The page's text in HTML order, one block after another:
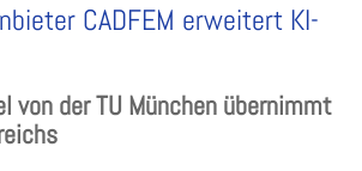
CADFEM erweitert KI-
von der TU München übernimmt